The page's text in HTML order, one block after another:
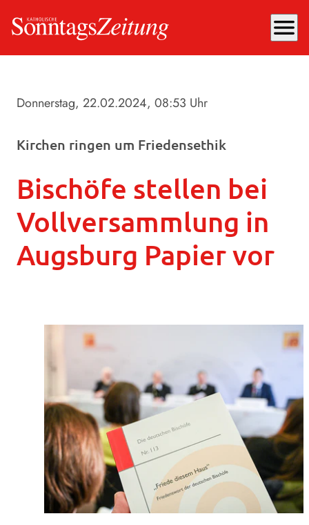
menu
Donnerstag, 22.02.2024, 08:53 Uhr
Kirchen ringen um Friedensethik
Bischöfe stellen bei
Vollversammlung in
Augsburg Papier vor